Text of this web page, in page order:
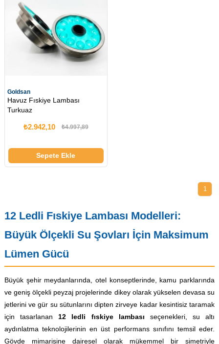
Goldsan
Havuz Fıskiye Lambası
Turkuaz
₺2.942,10 ₺4.997,89
Sepete Ekle
1
12 Ledli Fıskiye Lambası Modelleri:
Büyük Ölçekli Su Şovları İçin Maksimum
Lümen Gücü
Büyük şehir meydanlarında, otel konseptlerinde, kamu parklarında
ve geniş ölçekli peyzaj projelerinde dikey olarak yükselen devasa su
jetlerini ve gür su sütunlarını dipten zirveye kadar kesintisiz taramak
için tasarlanan12 ledli fıskiye lambası seçenekleri, su altı
aydınlatma teknolojilerinin en üst performans sınıfını temsil eder.
Gövde mimarisine dairesel olarak mükemmel bir simetriyle